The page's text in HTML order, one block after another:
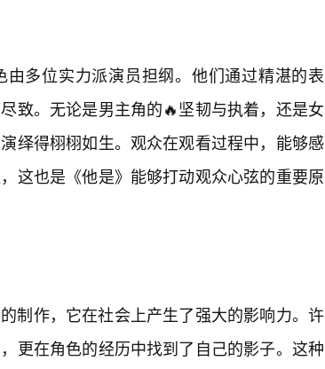
由多位实力派演员担纲。他们通过精湛的表
致。无论是男主角的🔥坚韧与执着，还是女
绎得栩栩如生。观众在观看过程中，能够感
这也是《他是》能够打动观众心弦的重要原
制作，它在社会上产生了强大的影响力。许
更在角色的经历中找到了自己的影子。这种